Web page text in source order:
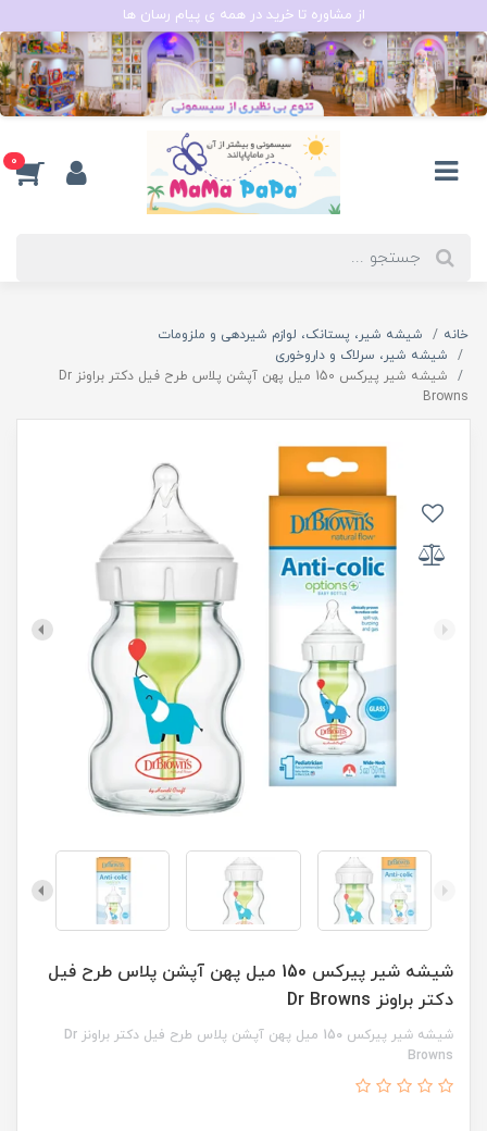
از مشاوره تا خرید در همه ی پیام رسان ها
0
خانه
شیشه شیر، پستانک، لوازم شیردهی و ملزومات
شیشه شیر، سرلاک و داروخوری
شیشه شیر پیرکس 150 میل پهن آپشن پلاس طرح فیل دکتر براونز Dr
Browns
شیشه شیر پیرکس 150 میل پهن آپشن پلاس طرح فیل
دکتر براونز Dr Browns
شیشه شیر پیرکس 150 میل پهن آپشن پلاس طرح فیل دکتر براونز Dr
Browns